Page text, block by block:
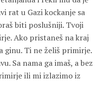
rat u Gazi kockanje sa
biti poslušniji. Tvoji
Ako pristaneš na kraj
ginu. Ti ne želiš primirje.
Sa nama ga imaš, a bez
ili mi izlazimo iz